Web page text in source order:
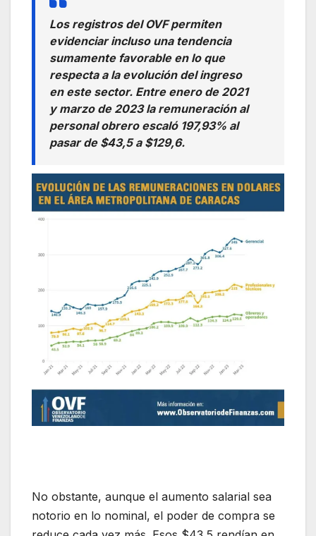
Los registros del OVF permiten
evidenciar incluso una tendencia
sumamente favorable en lo que
respecta a la evolución del ingreso
en este sector. Entre enero de 2021
y marzo de 2023 la remuneración al
personal obrero escaló 197,93% al
pasar de $43,5 a $129,6.
No obstante, aunque el aumento salarial sea
notorio en lo nominal, el poder de compra se